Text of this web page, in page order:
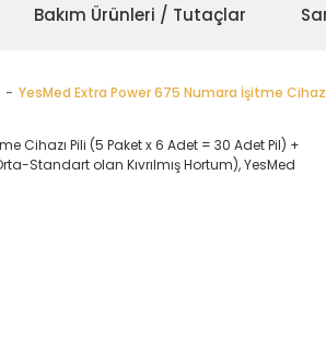
Bakım Ürünleri / Tutaçlar
YesMed Extra Power 675 Numara İşitme